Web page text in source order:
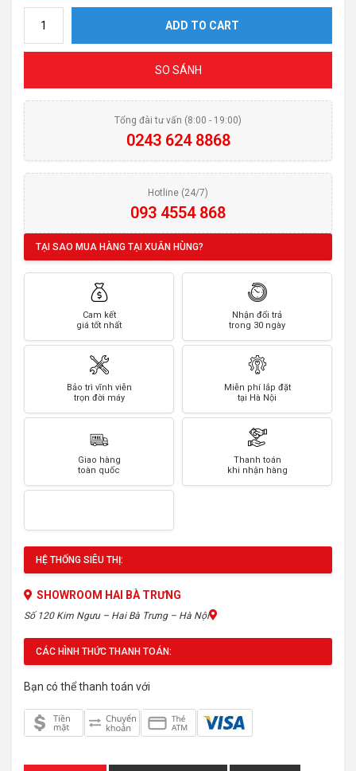
ADD TO CART
SO SÁNH
Tổng đài tư vấn (8:00 - 19:00)
0243 624 8868
Hotline (24/7)
093 4554 868
TẠI SAO MUA HÀNG TẠI XUÂN HÙNG?
Cam kết
giá tốt nhất
Nhận đổi trả
trong 30 ngày
Bảo trì vĩnh viễn
trọn đời máy
Miễn phí lắp đặt
tại Hà Nội
Giao hàng
toàn quốc
Thanh toán
khi nhận hàng
HỆ THỐNG SIÊU THỊ:
SHOWROOM HAI BÀ TRƯNG
Số 120 Kim Ngưu – Hai Bà Trưng – Hà Nội
CÁC HÌNH THỨC THANH TOÁN:
Bạn có thể thanh toán với